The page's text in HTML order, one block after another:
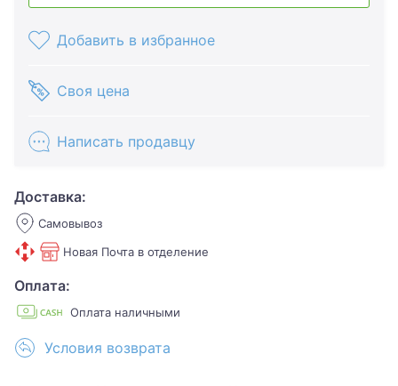
Добавить в избранное
Своя цена
Написать продавцу
Доставка:
Самовывоз
Новая Почта в отделение
Оплата:
Оплата наличными
Условия возврата